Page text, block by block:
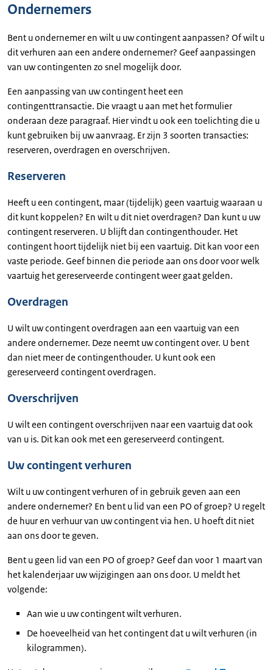
Ondernemers
Bent u ondernemer en wilt u uw contingent aanpassen? Of wilt u
dit verhuren aan een andere ondernemer? Geef aanpassingen
van uw contingenten zo snel mogelijk door.
Een aanpassing van uw contingent heet een
contingenttransactie. Die vraagt u aan met het formulier
onderaan deze paragraaf. Hier vindt u ook een toelichting die u
kunt gebruiken bij uw aanvraag. Er zijn 3 soorten transacties:
reserveren, overdragen en overschrijven.
Reserveren
Heeft u een contingent, maar (tijdelijk) geen vaartuig waaraan u
dit kunt koppelen? En wilt u dit niet overdragen? Dan kunt u uw
contingent reserveren. U blijft dan contingenthouder. Het
contingent hoort tijdelijk niet bij een vaartuig. Dit kan voor een
vaste periode. Geef binnen die periode aan ons door voor welk
vaartuig het gereserveerde contingent weer gaat gelden.
Overdragen
U wilt uw contingent overdragen aan een vaartuig van een
andere ondernemer. Deze neemt uw contingent over. U bent
dan niet meer de contingenthouder. U kunt ook een
gereserveerd contingent overdragen.
Overschrijven
U wilt een contingent overschrijven naar een vaartuig dat ook
van u is. Dit kan ook met een gereserveerd contingent.
Uw contingent verhuren
Wilt u uw contingent verhuren of in gebruik geven aan een
andere ondernemer? En bent u lid van een PO of groep? U regelt
de huur en verhuur van uw contingent via hen. U hoeft dit niet
aan ons door te geven.
Bent u geen lid van een PO of groep? Geef dan voor 1 maart van
het kalenderjaar uw wijzigingen aan ons door. U meldt het
volgende:
Aan wie u uw contingent wilt verhuren.
De hoeveelheid van het contingent dat u wilt verhuren (in
kilogrammen).